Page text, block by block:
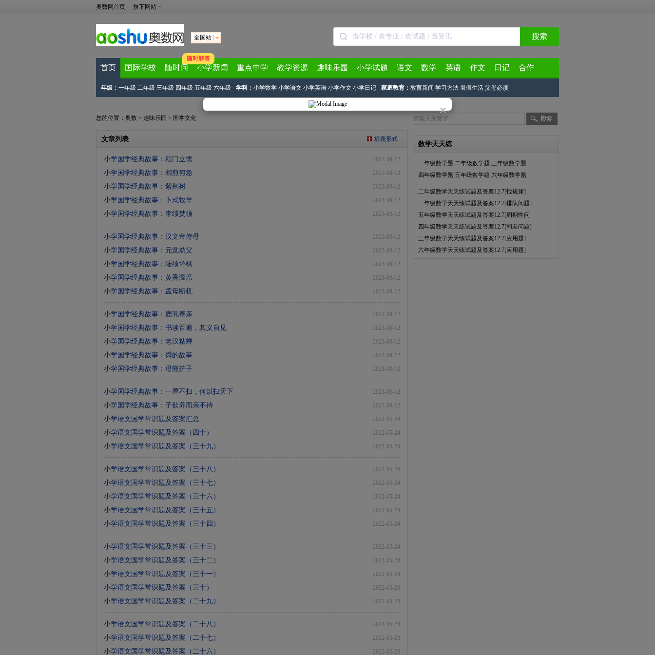
×
奥数网首页 旗下网站
全国站 搜索
首页 国际学校 随时问
随时解答
小学新闻 重点中学 教学资源 趣味乐园 小学试题 语文 数学 英语 作文 日记 合作
年级： 一年级 二年级 三年级 四年级 五年级 六年级 学科： 小学数学 小学语文 小学英语 小学作文 小学日记 家庭教育： 教育新闻 学习方法 暑假生活 父母必读
您的位置： 奥数 > 趣味乐园 > 国学文化
文章列表 标题形式
2023-09-12
小学国学经典故事：程门立雪
2023-09-12
小学国学经典故事：相煎何急
2023-09-12
小学国学经典故事：紫荆树
2023-09-12
小学国学经典故事：卜式牧羊
2023-09-12
小学国学经典故事：李绩焚须
2023-09-12
小学国学经典故事：汉文帝侍母
2023-09-12
小学国学经典故事：元觉劝父
2023-09-12
小学国学经典故事：陆绩怀橘
2023-09-12
小学国学经典故事：黄香温席
2023-09-12
小学国学经典故事：孟母断机
2023-09-12
小学国学经典故事：鹿乳奉亲
2023-09-12
小学国学经典故事：书读百遍，其义自见
2023-09-12
小学国学经典故事：老汉粘蝉
2023-09-12
小学国学经典故事：舜的故事
2023-09-12
小学国学经典故事：母熊护子
2023-09-12
小学国学经典故事：一屋不扫，何以扫天下
2023-09-12
小学国学经典故事：子欲养而亲不待
2022-05-24
小学语文国学常识题及答案汇总
2022-05-24
小学语文国学常识题及答案（四十）
2022-05-24
小学语文国学常识题及答案（三十九）
2022-05-24
小学语文国学常识题及答案（三十八）
2022-05-24
小学语文国学常识题及答案（三十七）
2022-05-24
小学语文国学常识题及答案（三十六）
2022-05-24
小学语文国学常识题及答案（三十五）
2022-05-24
小学语文国学常识题及答案（三十四）
2022-05-24
小学语文国学常识题及答案（三十三）
2022-05-24
小学语文国学常识题及答案（三十二）
2022-05-24
小学语文国学常识题及答案（三十一）
2022-05-23
小学语文国学常识题及答案（三十）
2022-05-23
小学语文国学常识题及答案（二十九）
2022-05-23
小学语文国学常识题及答案（二十八）
2022-05-23
小学语文国学常识题及答案（二十七）
2022-05-23
小学语文国学常识题及答案（二十六）
数学天天练
一年级数学题 二年级数学题 三年级数学题
四年级数学题 五年级数学题 六年级数学题
二年级数学天天练试题及答案12.7[找规律]
一年级数学天天练试题及答案12.7[排队问题]
五年级数学天天练试题及答案12.7[周期性问
四年级数学天天练试题及答案12.7[和差问题]
三年级数学天天练试题及答案12.7[应用题]
六年级数学天天练试题及答案12.7[应用题]